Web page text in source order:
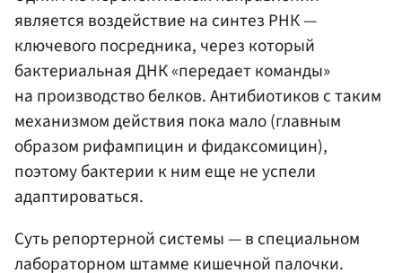
является воздействие на синтез РНК —
ключевого посредника, через который
бактериальная ДНК «передает команды»
на производство белков. Антибиотиков с таким
механизмом действия пока мало (главным
образом рифампицин и фидаксомицин),
поэтому бактерии к ним еще не успели
адаптироваться.
Суть репортерной системы — в специальном
лабораторном штамме кишечной палочки.